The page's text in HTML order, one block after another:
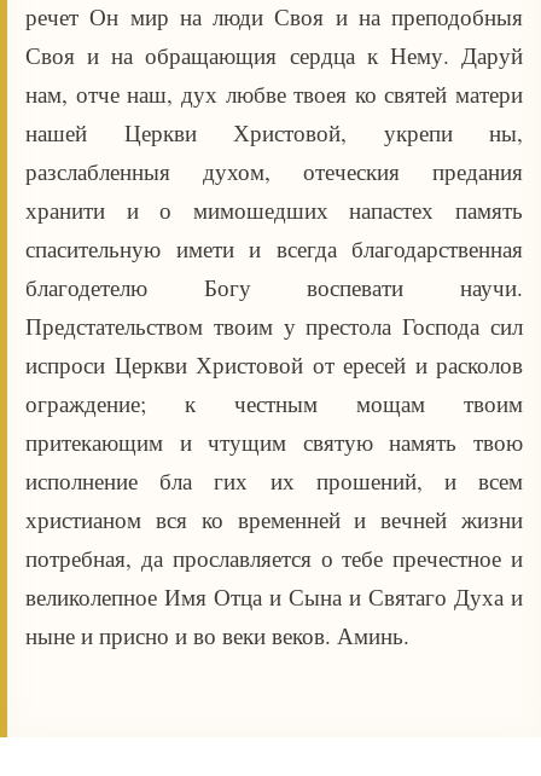
речет Он мир на люди Своя и на преподобныя
Своя и на обращающия сердца к Нему. Даруй
нам, отче наш, дух любве твоея ко святей матери
нашей Церкви Христовой, укрепи ны,
разслабленныя духом, отеческия предания
хранити и о мимошедших напастех память
спасительную имети и всегда благодарственная
благодетелю Богу воспевати научи.
Предстательством твоим у престола Господа сил
испроси Церкви Христовой от ересей и расколов
ограждение; к честным мощам твоим
притекающим и чтущим святую намять твою
исполнение бла гих их прошений, и всем
христианом вся ко временней и вечней жизни
потребная, да прославляется о тебе пречестное и
великолепное Имя Отца и Сына и Святаго Духа и
ныне и присно и во веки веков. Аминь.